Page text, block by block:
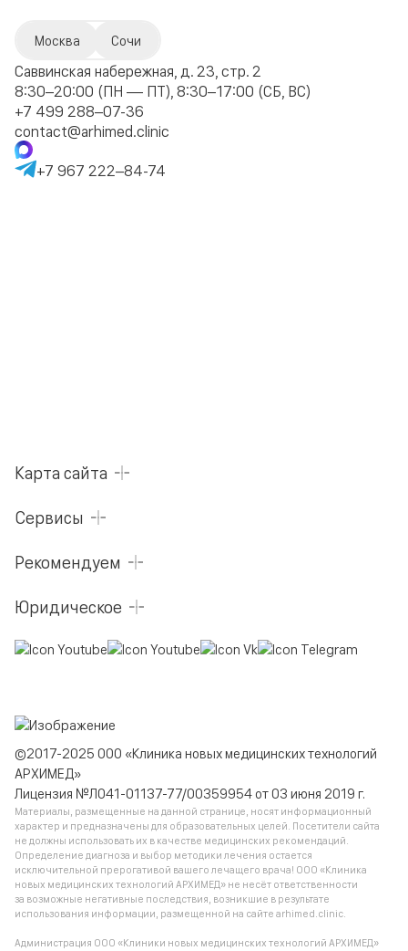
Москва Сочи
Саввинская набережная, д. 23, стр. 2
8:30–20:00 (ПН — ПТ), 8:30–17:00 (СБ, ВС)
+7 499 288–07-36
contact@arhimed.clinic
+7 967 222–84-74
Карта сайта
Сервисы
Рекомендуем
Юридическое
©2017-2025 ООО «Клиника новых медицинских технологий
АРХИМЕД»
Лицензия №Л041-01137-77/00359954 от 03 июня 2019 г.
Материалы, размещенные на данной странице, носят информационный
характер и предназначены для образовательных целей. Посетители сайта
не должны использовать их в качестве медицинских рекомендаций.
Определение диагноза и выбор методики лечения остается
исключительной прерогативой вашего лечащего врача! ООО «Клиника
новых медицинских технологий АРХИМЕД» не несёт ответственности
за возможные негативные последствия, возникшие в результате
использования информации, размещенной на сайте arhimed.clinic.
Администрация ООО «Клиники новых медицинских технологий АРХИМЕД»